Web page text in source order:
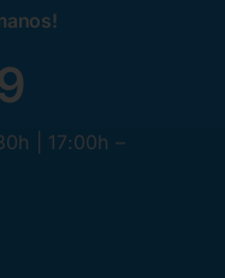
| 17:00h –